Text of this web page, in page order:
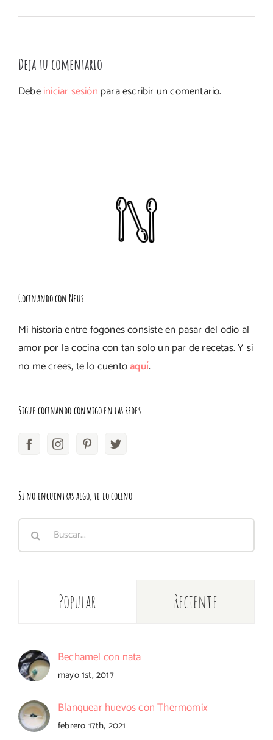
Deja tu comentario
Debeiniciar sesión para escribir un comentario.
Cocinando con Neus
Mi historia entre fogones consiste en pasar del odio al
amor por la cocina con tan solo un par de recetas. Y si
no me crees, te lo cuentoaquí.
Sigue cocinando conmigo en las redes
Si no encuentras algo, te lo cocino
Popular Reciente
Bechamel con nata
mayo 1st, 2017
Blanquear huevos con Thermomix
febrero 17th, 2021